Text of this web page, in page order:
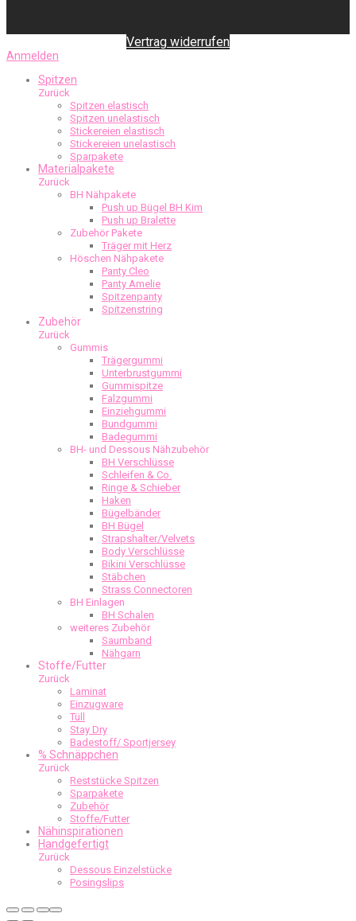
Vertrag widerrufen
Anmelden
Spitzen
Zurück
Spitzen elastisch
Spitzen unelastisch
Stickereien elastisch
Stickereien unelastisch
Sparpakete
Materialpakete
Zurück
BH Nähpakete
Push up Bügel BH Kim
Push up Bralette
Zubehör Pakete
Träger mit Herz
Höschen Nähpakete
Panty Cleo
Panty Amelie
Spitzenpanty
Spitzenstring
Zubehör
Zurück
Gummis
Trägergummi
Unterbrustgummi
Gummispitze
Falzgummi
Einziehgummi
Bundgummi
Badegummi
BH- und Dessous Nähzubehör
BH Verschlüsse
Schleifen & Co.
Ringe & Schieber
Haken
Bügelbänder
BH Bügel
Strapshalter/Velvets
Body Verschlüsse
Bikini Verschlüsse
Stäbchen
Strass Connectoren
BH Einlagen
BH Schalen
weiteres Zubehör
Saumband
Nähgarn
Stoffe/Futter
Zurück
Laminat
Einzugware
Tüll
Stay Dry
Badestoff/ Sportjersey
% Schnäppchen
Zurück
Reststücke Spitzen
Sparpakete
Zubehör
Stoffe/Futter
Nähinspirationen
Handgefertigt
Zurück
Dessous Einzelstücke
Posingslips